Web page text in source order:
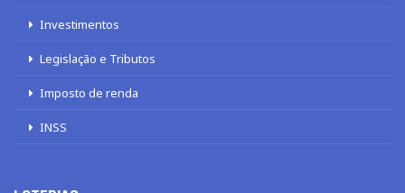
Investimentos
Legislação e Tributos
Imposto de renda
INSS